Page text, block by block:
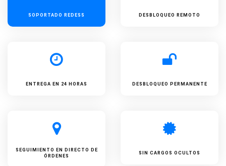
SOPORTADO REDESS DESBLOQUEO REMOTO
ENTREGA EN 24 HORAS DESBLOQUEO PERMANENTE
SEGUIMIENTO EN DIRECTO DE
ÓRDENES
SIN CARGOS OCULTOS